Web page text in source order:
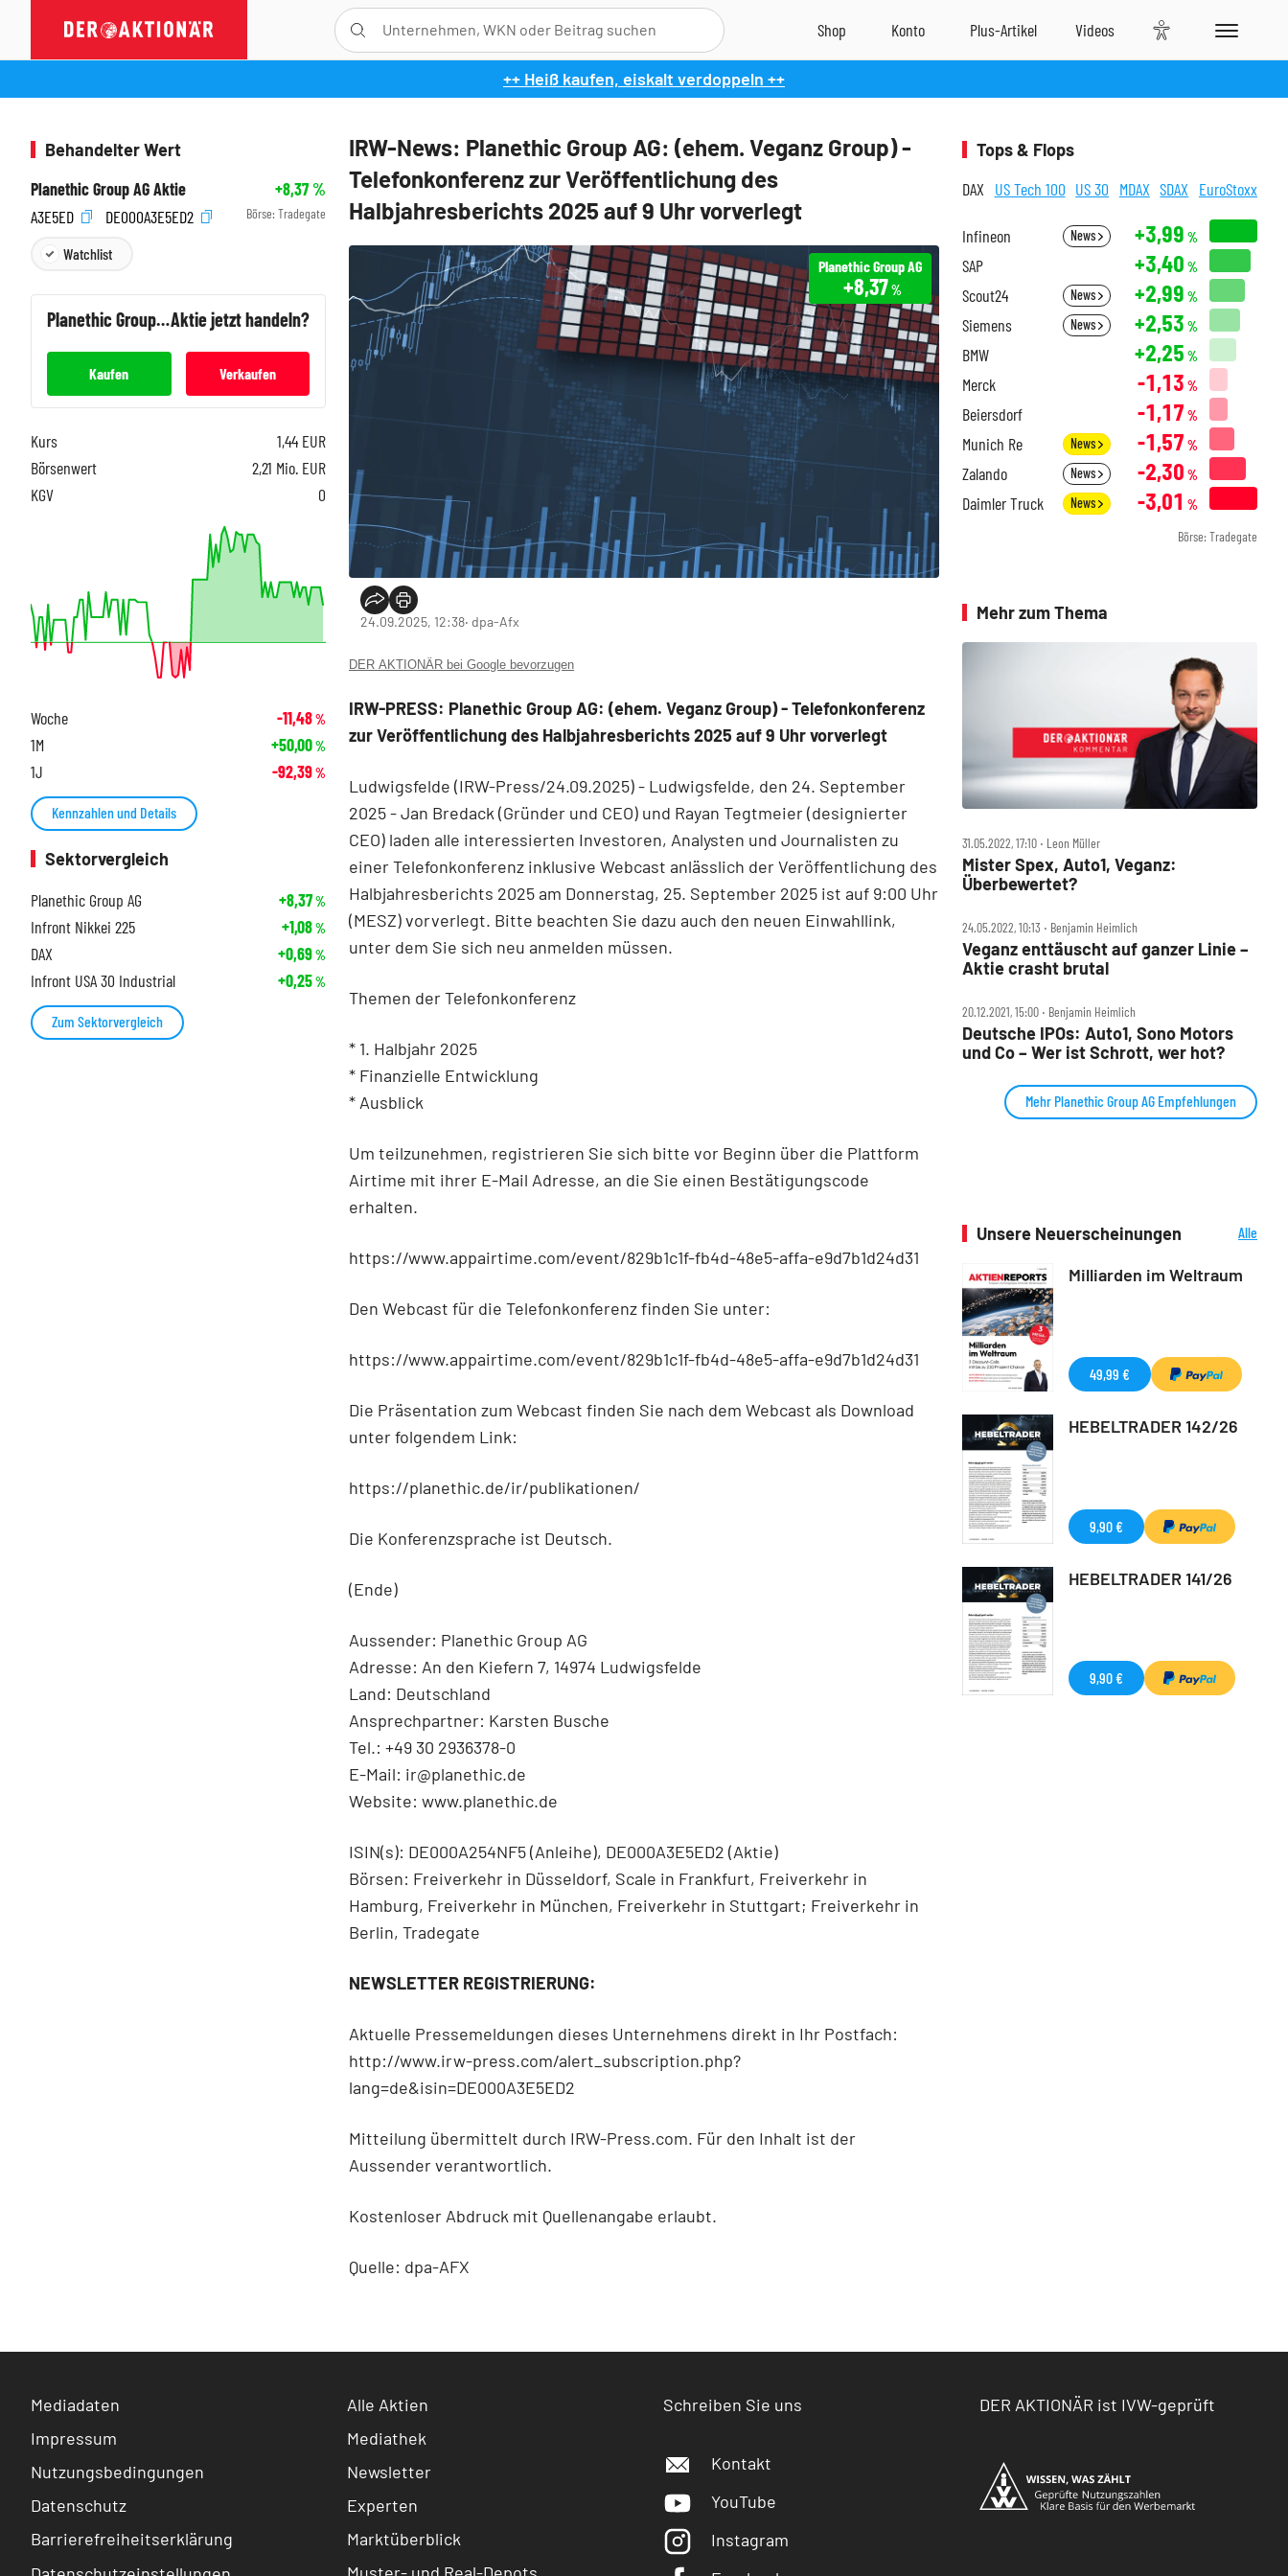
++ Heiß kaufen, eiskalt verdoppeln ++
IRW-News: Planethic Group AG: (ehem. Veganz Group) -
Telefonkonferenz zur Veröffentlichung des
Halbjahresberichts 2025 auf 9 Uhr vorverlegt
Planethic Group AG
+8,37 %
24.09.2025, 12:38‧ dpa-Afx
DER AKTIONÄR bei Google bevorzugen
IRW-PRESS: Planethic Group AG: (ehem. Veganz Group) - Telefonkonferenz
zur Veröffentlichung des Halbjahresberichts 2025 auf 9 Uhr vorverlegt
Ludwigsfelde (IRW-Press/24.09.2025) - Ludwigsfelde, den 24. September
2025 - Jan Bredack (Gründer und CEO) und Rayan Tegtmeier (designierter
CEO) laden alle interessierten Investoren, Analysten und Journalisten zu
einer Telefonkonferenz inklusive Webcast anlässlich der Veröffentlichung des
Halbjahresberichts 2025 am Donnerstag, 25. September 2025 ist auf 9:00 Uhr
(MESZ) vorverlegt. Bitte beachten Sie dazu auch den neuen Einwahllink,
unter dem Sie sich neu anmelden müssen.
Themen der Telefonkonferenz
* 1. Halbjahr 2025
* Finanzielle Entwicklung
* Ausblick
Um teilzunehmen, registrieren Sie sich bitte vor Beginn über die Plattform
Airtime mit ihrer E-Mail Adresse, an die Sie einen Bestätigungscode
erhalten.
https://www.appairtime.com/event/829b1c1f-fb4d-48e5-affa-e9d7b1d24d31
Den Webcast für die Telefonkonferenz finden Sie unter:
https://www.appairtime.com/event/829b1c1f-fb4d-48e5-affa-e9d7b1d24d31
Die Präsentation zum Webcast finden Sie nach dem Webcast als Download
unter folgendem Link:
https://planethic.de/ir/publikationen/
Die Konferenzsprache ist Deutsch.
(Ende)
Aussender: Planethic Group AG
Adresse: An den Kiefern 7, 14974 Ludwigsfelde
Land: Deutschland
Ansprechpartner: Karsten Busche
Tel.: +49 30 2936378-0
E-Mail: ir@planethic.de
Website: www.planethic.de
ISIN(s): DE000A254NF5 (Anleihe), DE000A3E5ED2 (Aktie)
Börsen: Freiverkehr in Düsseldorf, Scale in Frankfurt, Freiverkehr in
Hamburg, Freiverkehr in München, Freiverkehr in Stuttgart; Freiverkehr in
Berlin, Tradegate
NEWSLETTER REGISTRIERUNG:
Aktuelle Pressemeldungen dieses Unternehmens direkt in Ihr Postfach:
http://www.irw-press.com/alert_subscription.php?
lang=de&isin=DE000A3E5ED2
Mitteilung übermittelt durch IRW-Press.com. Für den Inhalt ist der
Aussender verantwortlich.
Kostenloser Abdruck mit Quellenangabe erlaubt.
Quelle: dpa-AFX
Behandelter Wert
Planethic Group AG Aktie
+8,37%
A3E5ED
DE000A3E5ED2 Börse: Tradegate
Watchlist
Planethic Group AGAktie jetzt handeln?
Kaufen Verkaufen
Kurs 1,44 EUR
Börsenwert
2,21 Mio. EUR
KGV
0
Woche -11,48%
1M +50,00%
1J -92,39%
Kennzahlen und Details
Sektorvergleich
Planethic Group AG
+8,37%
Infront Nikkei 225 +1,08%
DAX +0,69%
Infront USA 30 Industrial +0,25%
Zum Sektorvergleich
Tops & Flops
DAX US Tech 100 US 30 MDAX SDAX EuroStoxx
Infineon News +3,99 %
SAP +3,40 %
Scout24 News +2,99 %
Siemens News +2,53 %
BMW +2,25 %
Merck -1,13 %
Beiersdorf -1,17 %
Munich Re News -1,57 %
Zalando News -2,30 %
Daimler Truck News -3,01 %
Börse: Tradegate
Mehr zum Thema
31.05.2022, 17:10 ‧ Leon Müller
Mister Spex, Auto1, Veganz:
Überbewertet?
24.05.2022, 10:13 ‧ Benjamin Heimlich
Veganz enttäuscht auf ganzer Linie –
Aktie crasht brutal
20.12.2021, 15:00 ‧ Benjamin Heimlich
Deutsche IPOs: Auto1, Sono Motors
und Co – Wer ist Schrott, wer hot?
Mehr Planethic Group AG Empfehlungen
Unsere Neuerscheinungen
Alle
Milliarden im Weltraum
49,99 €
HEBELTRADER 142/26
9,90 €
HEBELTRADER 141/26
9,90 €
Mediadaten
Impressum
Nutzungsbedingungen
Datenschutz
Barrierefreiheitserklärung
Alle Aktien
Mediathek
Newsletter
Experten
Marktüberblick
Muster- und Real-Depots
Schreiben Sie uns
Kontakt
YouTube
Instagram
DER AKTIONÄR ist IVW-geprüft